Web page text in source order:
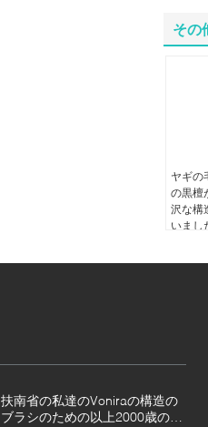
その
ヤギの
の黒檀
沢な構
いまし
扶南省の私達のVoniraの構造の
ブラシのための以上2000歳の技